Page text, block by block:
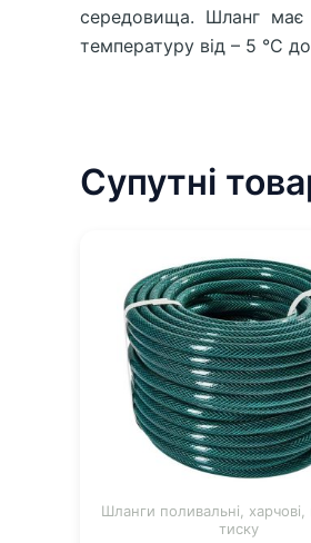
середовища. Шланг має
температуру від – 5 °С
Супутні
Шланги поливальні, харчові,
тиску